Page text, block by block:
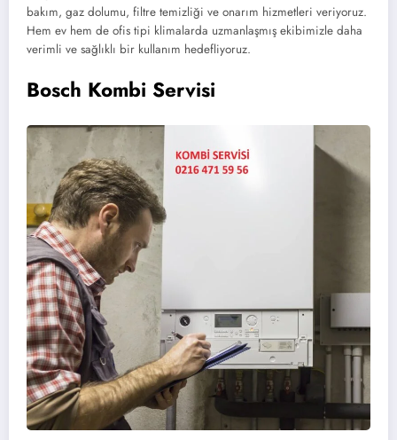
bakım, gaz dolumu, filtre temizliği ve onarım hizmetleri veriyoruz.
Hem ev hem de ofis tipi klimalarda uzmanlaşmış ekibimizle daha
verimli ve sağlıklı bir kullanım hedefliyoruz.
Bosch Kombi Servisi